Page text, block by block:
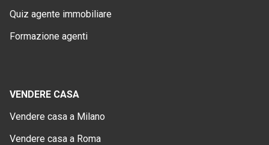
Quiz agente immobiliare
Formazione agenti
VENDERE CASA
Vendere casa a Milano
Vendere casa a Roma